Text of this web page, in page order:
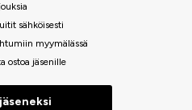
sähköisesti
myymälässä
ostoa jäsenille